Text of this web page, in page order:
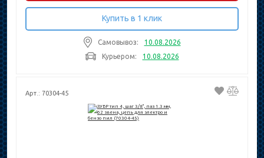
Купить в 1 клик
Самовывоз:
10.08.2026
Курьером:
10.08.2026
Арт.: 70304-45